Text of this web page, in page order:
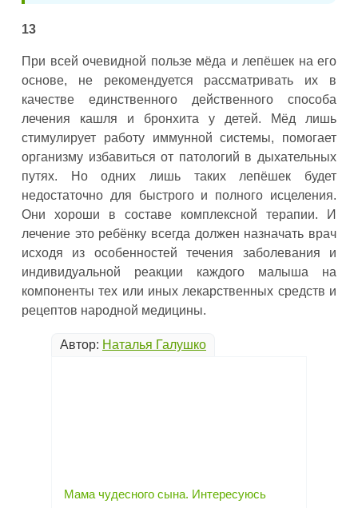
13
При всей очевидной пользе мёда и лепёшек на его
основе, не рекомендуется рассматривать их в
качестве единственного действенного способа
лечения кашля и бронхита у детей. Мёд лишь
стимулирует работу иммунной системы, помогает
организму избавиться от патологий в дыхательных
путях. Но одних лишь таких лепёшек будет
недостаточно для быстрого и полного исцеления.
Они хороши в составе комплексной терапии. И
лечение это ребёнку всегда должен назначать врач
исходя из особенностей течения заболевания и
индивидуальной реакции каждого малыша на
компоненты тех или иных лекарственных средств и
рецептов народной медицины.
Автор: Наталья Галушко
Мама чудесного сына. Интересуюсь